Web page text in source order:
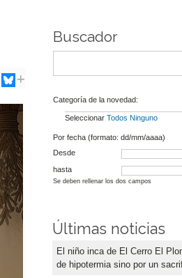
Buscador
Categoría de la novedad:
Seleccionar Todos Ninguno
Por fecha (formato: dd/mm/aaaa)
Desde
hasta
Se deben rellenar los dos campos
Últimas noticias
El niño inca de El Cerro El
de hipotermia sino por un